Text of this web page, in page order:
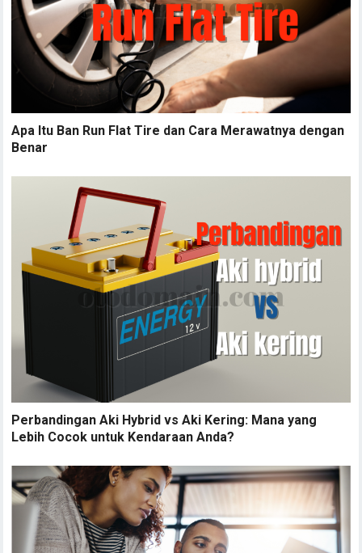
Apa Itu Ban Run Flat Tire dan Cara Merawatnya dengan
Benar
Perbandingan Aki Hybrid vs Aki Kering: Mana yang
Lebih Cocok untuk Kendaraan Anda?